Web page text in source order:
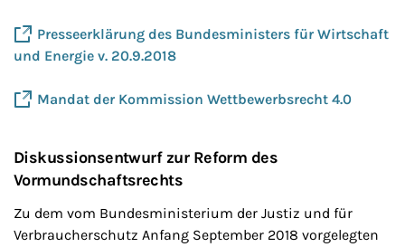
Presseerklärung des Bundesministers für Wirtschaft
und Energie v. 20.9.2018
Mandat der Kommission Wettbewerbsrecht 4.0
Diskussionsentwurf zur Reform des
Vormundschaftsrechts
Zu dem vom Bundesministerium der Justiz und für
Verbraucherschutz Anfang September 2018 vorgelegten